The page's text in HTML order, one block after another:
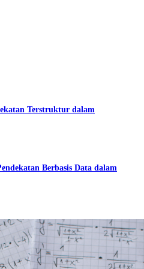
Terstruktur dalam
Berbasis Data dalam